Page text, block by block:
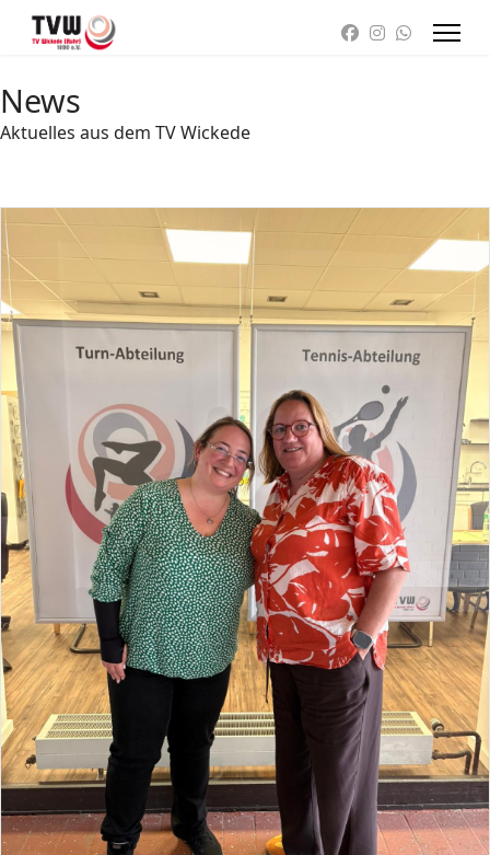
News
Aktuelles aus dem TV Wickede